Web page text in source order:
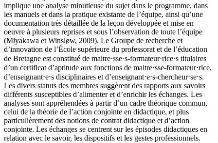
implique une analyse minutieuse du sujet dans le programme, dans
les manuels et dans la pratique existante de l’équipe, ainsi qu’une
documentation très détaillée de la leçon développée et mise en
oeuvre à plusieurs reprises et sous l’observation de toute l’équipe
(Miyakawa et Winsløw, 2009). Le Groupe de recherche et
d’innovation de l’École supérieure du professorat et de l’éducation
de Bretagne est constitué de maitre⋅sse⋅s-formateur⋅rice⋅s titulaires
d’un certificat d’aptitude aux fonctions de maitre⋅sse-formateur⋅rice,
d’enseignant⋅e⋅s disciplinaires et d’enseignant⋅e⋅s-chercheur⋅se⋅s.
Les divers statuts des membres suggèrent des rapports aux savoirs
différents susceptibles d’alimenter et d’enrichir les échanges. Les
analyses sont appréhendées à partir d’un cadre théorique commun,
celui de la théorie de l’action conjointe en didactique, et plus
particulièrement des notions de contrat didactique et d’action
conjointe. Les échanges se centrent sur les épisodes didactiques en
relation avec le savoir, les dispositifs et les gestes professionnels.